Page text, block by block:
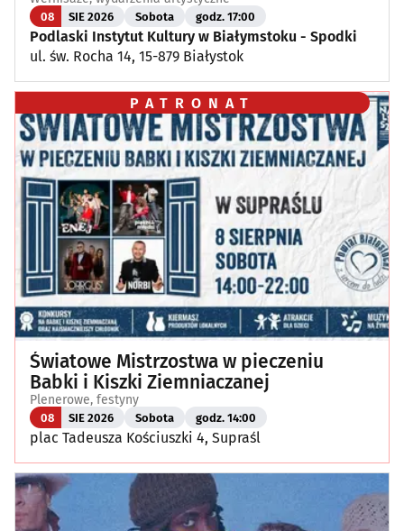
08 SIE 2026 Sobota godz. 17:00
Podlaski Instytut Kultury w Białymstoku - Spodki
ul. św. Rocha 14, 15-879 Białystok
PATRONAT
Światowe Mistrzostwa w pieczeniu
Babki i Kiszki Ziemniaczanej
Plenerowe, festyny
08 SIE 2026 Sobota godz. 14:00
plac Tadeusza Kościuszki 4, Supraśl